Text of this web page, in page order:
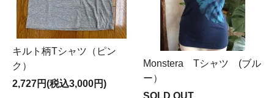
キルト柄Tシャツ（ピン
ク）
2,727円(税込3,000円)
Monstera Tシャツ (ブル
ー）